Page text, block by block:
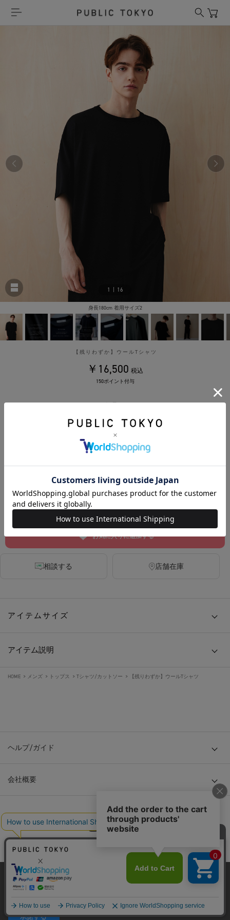
1 | 16
身長180cm 着用サイズ2
【残りわずか】ウールTシャツ
￥16,500 税込
150ポイント付与
カラー
カートに入れる
お気に入りに追加する
相談する 店舗在庫
アイテムサイズ
アイテム説明
HOME > メンズ > トップス > Tシャツ/カットソー > 【残りわずか】ウールTシャツ
ヘルプ/ガイド
会社概要
当サイトはクッキー(cookie)を使用します。クッキーはサイト内
の一部の機能および、サイトの使用状況の分析からマーケティ
プライバシーポリシーはこちら
承諾する